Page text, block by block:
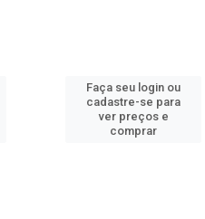
Faça seu login ou
cadastre-se para
ver preços e
comprar